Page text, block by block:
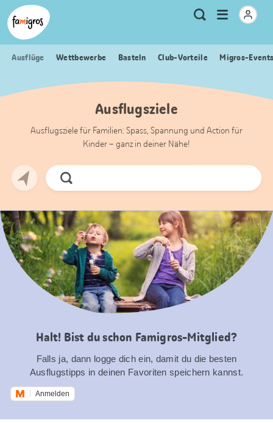
Sprungmarken
Navigation
Header
Logo
Meta
Navigation
Suche
Menu
öffnen
Ausflüge Wettbewerbe Basteln Club-Vorteile Migros-
Ausflugsziele
Ausflugsziele für Familien: Spass, Spannung und Action für
Kinder – ganz in deiner Nähe!
Jetzt
Suchen
Halt! Bist du schon Famigros-Mitglied?
Falls ja, dann logge dich ein, damit du die besten
Ausflugstipps in deinen Favoriten speichern kannst.
Anmelden